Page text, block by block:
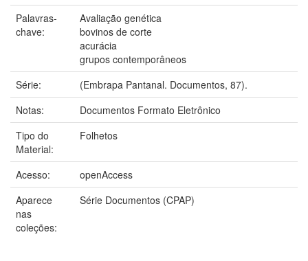
Palavras-
chave:
Avaliação genética
bovinos de corte
acurácia
grupos contemporâneos
Série:
(Embrapa Pantanal. Documentos, 87).
Notas:
Documentos Formato Eletrônico
Tipo do
Material:
Folhetos
Acesso:
openAccess
Aparece
nas
coleções:
Série Documentos (CPAP)